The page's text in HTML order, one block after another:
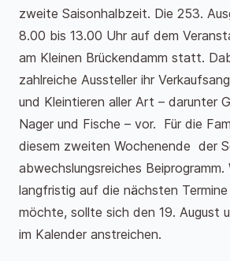
zweite Saisonhalbzeit. Die 253.
8.00 bis 13.00 Uhr auf dem
am Kleinen Brückendamm statt.
zahlreiche Aussteller ihr
und Kleintieren aller Art – darunter
Nager und Fische – vor. Für die
diesem zweiten Wochenende der
abwechslungsreiches Beiprogramm.
langfristig auf die nächsten
möchte, sollte sich den 19. August
im Kalender anstreichen.